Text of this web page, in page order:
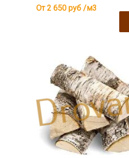
От 2 650 руб /м3